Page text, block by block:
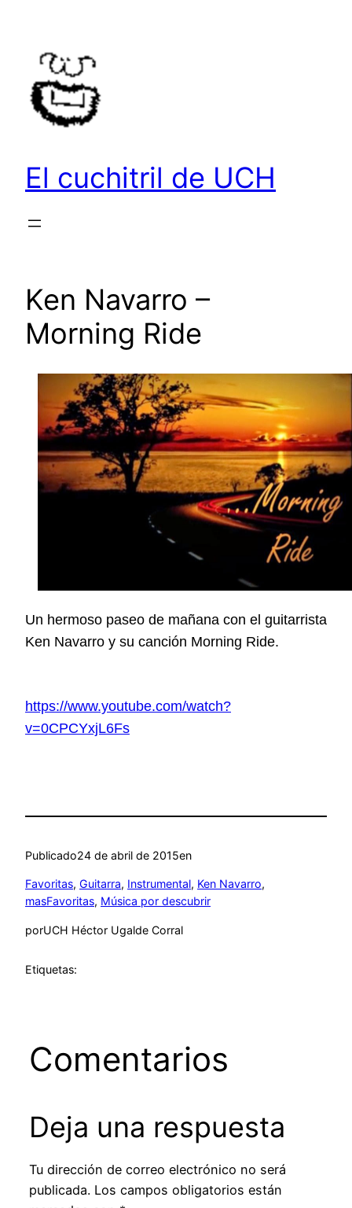
contenido
El cuchitril de UCH
Ken Navarro –
Morning Ride
Un hermoso paseo de mañana con el guitarrista
Ken Navarro y su canción Morning Ride.
https://www.youtube.com/watch?
v=0CPCYxjL6Fs
Publicado24 de abril de 2015en
Favoritas, Guitarra, Instrumental, Ken Navarro
masFavoritas, Música por descubrir
porUCH Héctor Ugalde Corral
Etiquetas:
Comentarios
Deja una respuesta
Tu dirección de correo electrónico no será
publicada. Los campos obligatorios están